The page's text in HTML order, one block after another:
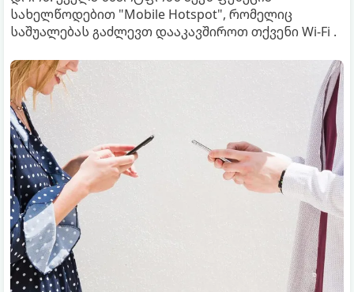
სახელწოდებით "Mobile Hotspot", რომელიც
საშუალებას გაძლევთ დააკავშიროთ თქვენი Wi-Fi .